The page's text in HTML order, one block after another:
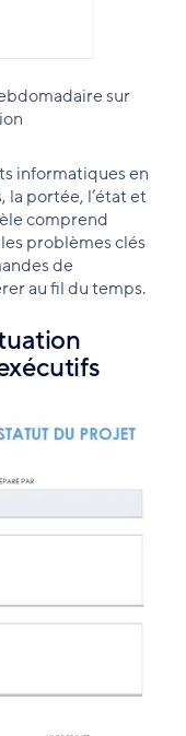
sur
informatiques en
la portée, l’état et
comprend
problèmes clés
de
au fil du temps.